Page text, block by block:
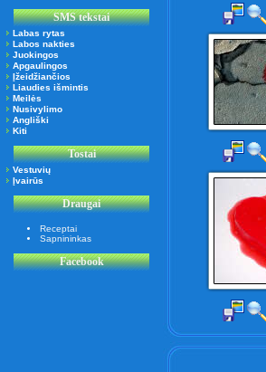
SMS tekstai
Labas rytas
Labos nakties
Juokingos
Apgaulingos
Įžeidžiančios
Liaudies išmintis
Meilės
Nusivylimo
Angliški
Kiti
Tostai
Vestuvių
Įvairūs
Draugai
Receptai
Sapnininkas
Facebook